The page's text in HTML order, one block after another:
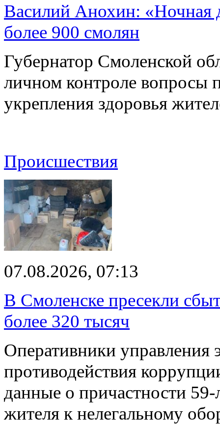
Василий Анохин: «Ночная
более 900 смолян
Губернатор Смоленской
личном контроле вопросы
укрепления здоровья
Происшествия
07.08.2026, 07:13
В Смоленске пресекли
более 320 тысяч
Оперативники управления
противодействия
данные о причастности 59-
жителя к нелегальному